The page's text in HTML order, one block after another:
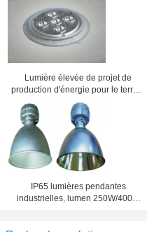
Lumière élevée de projet de
production d'énergie pour le terrain
de football extérieur, 3w/5w
175lm/105lm
IP65 lumières pendantes
industrielles, lumen 250W/400W